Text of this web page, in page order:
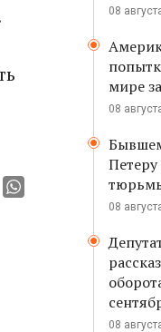
08
мире
08
08
08